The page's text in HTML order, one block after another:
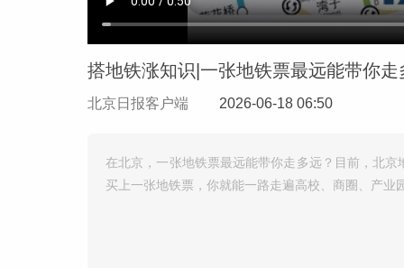
搭地铁涨知识|一张地铁票最远能带你
北京日报客户端 2026-06-18 06:50
在北京，一张地铁票最远能带你走多远？目前，北
买上一张地铁票，你就能一路走遍高校、商圈、产